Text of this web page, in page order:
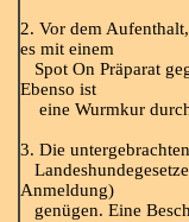
2. Vor dem
es mit einem
Spot On Präparat
Ebenso ist
eine Wurmkur
3. Die
Anmeldung)
genügen. Eine